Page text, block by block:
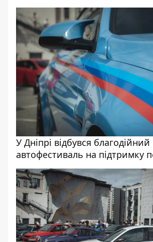
У Дніпрі відбувся благодійний
автофестиваль на підтримку